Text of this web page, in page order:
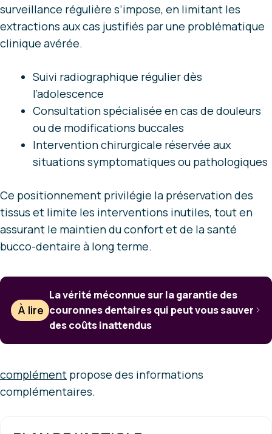
surveillance régulière s’impose, en limitant les
extractions aux cas justifiés par une problématique
clinique avérée.
Suivi radiographique régulier dès
l’adolescence
Consultation spécialisée en cas de douleurs
ou de modifications buccales
Intervention chirurgicale réservée aux
situations symptomatiques ou pathologiques
Ce positionnement privilégie la préservation des
tissus et limite les interventions inutiles, tout en
assurant le maintien du confort et de la santé
bucco-dentaire à long terme.
À lire
La vérité méconnue sur la garantie des
couronnes dentaires qui peut vous sauver
des coûts inattendus
complément propose des informations
complémentaires.